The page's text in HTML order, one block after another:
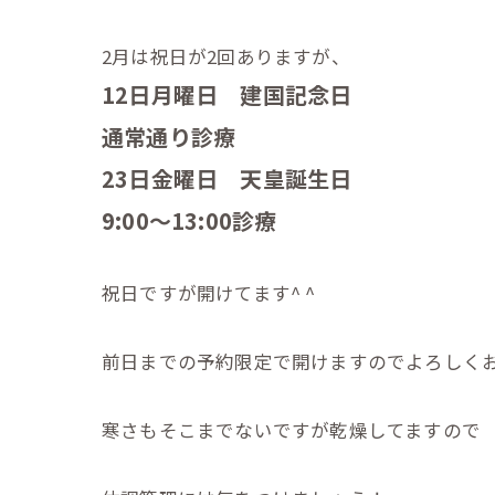
2月は祝日が2回ありますが、
12日月曜日 建国記念日
通常通り診療
23日金曜日 天皇誕生日
9:00〜13:00診療
祝日ですが開けてます^ ^
前日までの予約限定で開けますのでよろしく
寒さもそこまでないですが乾燥してますので